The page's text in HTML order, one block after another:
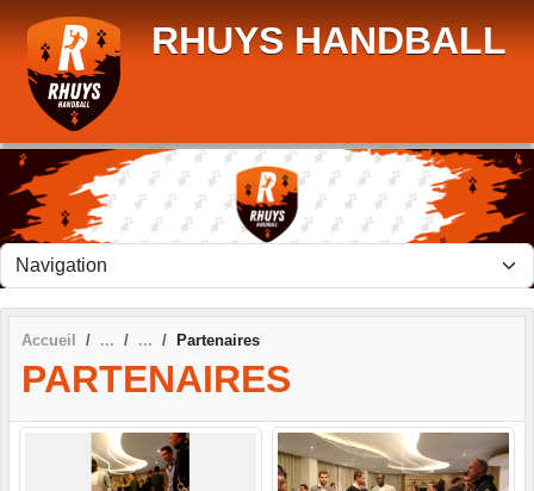
RHUYS HANDBALL
Accueil Partenaires
PARTENAIRES
Panneau de gestion des cookies